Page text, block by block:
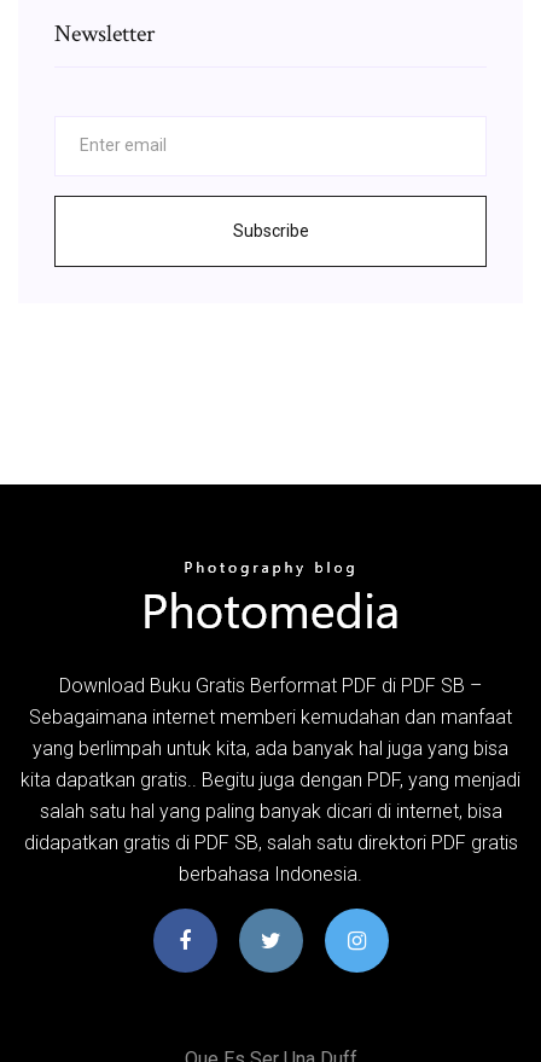
Newsletter
Subscribe
Download Buku Gratis Berformat PDF di PDF SB –
Sebagaimana internet memberi kemudahan dan manfaat
yang berlimpah untuk kita, ada banyak hal juga yang bisa
kita dapatkan gratis.. Begitu juga dengan PDF, yang menjadi
salah satu hal yang paling banyak dicari di internet, bisa
didapatkan gratis di PDF SB, salah satu direktori PDF gratis
berbahasa Indonesia.